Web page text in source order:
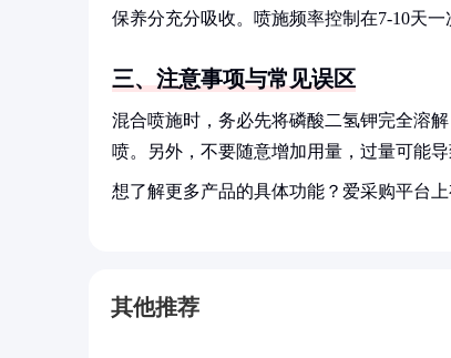
保养分充分吸收。喷施频率控制在7-10天一
三、注意事项与常见误区
混合喷施时，务必先将磷酸二氢钾完全溶
喷。另外，不要随意增加用量，过量可能
想了解更多产品的具体功能？爱采购平台
其他推荐